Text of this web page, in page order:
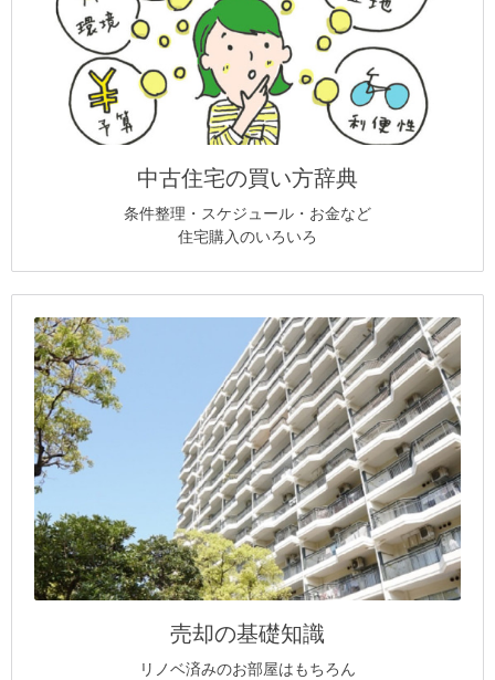
中古住宅の買い方辞典
条件整理・スケジュール・お金など
住宅購入のいろいろ
売却の基礎知識
リノベ済みのお部屋はもちろん